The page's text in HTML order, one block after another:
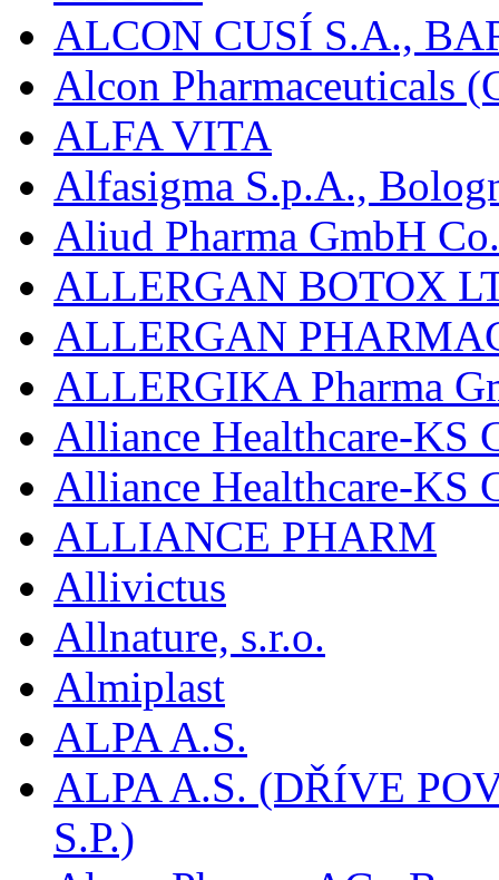
ALCON CUSÍ S.A.,
Alcon Pharmaceuticals
ALFA VITA
Alfasigma S.p.A.,
Aliud Pharma GmbH
ALLERGAN BOTOX
ALLERGAN
ALLERGIKA Pharma
Alliance Healthcare-KS
Alliance Healthcare-KS
ALLIANCE PHARM
Allivictus
Allnature, s.r.o.
Almiplast
ALPA A.S.
ALPA A.S. (DŘÍVE
S.P.)